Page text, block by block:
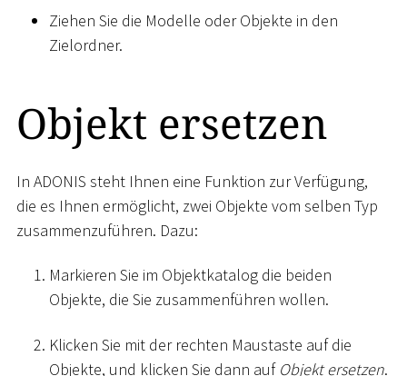
Ziehen Sie die Modelle oder Objekte in den
Zielordner.
Objekt ersetzen
In ADONIS steht Ihnen eine Funktion zur Verfügung,
die es Ihnen ermöglicht, zwei Objekte vom selben Typ
zusammenzuführen. Dazu:
Markieren Sie im Objektkatalog die beiden
Objekte, die Sie zusammenführen wollen.
Klicken Sie mit der rechten Maustaste auf die
Objekte, und klicken Sie dann auf Objekt ersetzen.